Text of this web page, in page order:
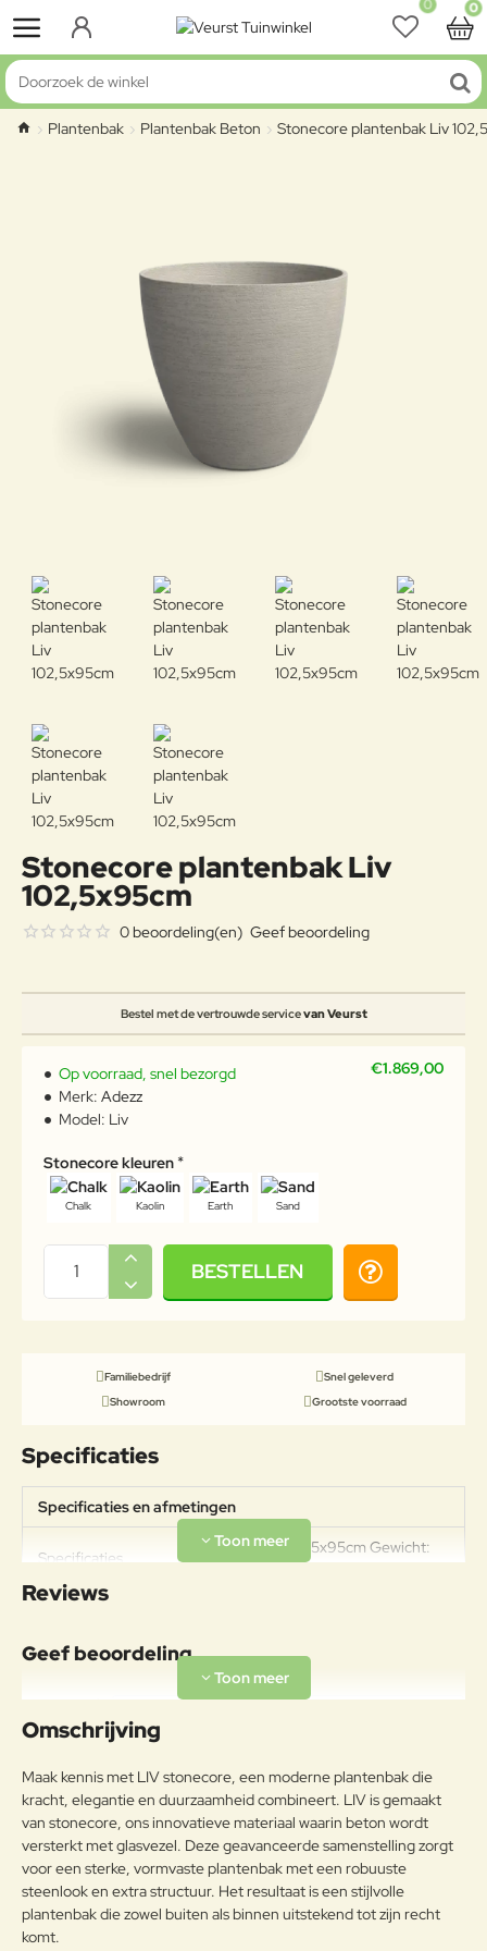
0 0
Doorzoek de winkel
Plantenbak Plantenbak Beton Stonecore plantenbak Liv
Stonecore plantenbak Liv
102,5x95cm
Bestel met de vertrouwde servicevan Veurst
0 beoordeling(en) Geef beoordeling
€1.869,00
Op voorraad, snel bezorgd
Merk: Adezz
Model: Liv
Stonecore kleuren
Chalk Kaolin Earth Sand
BESTELLEN
Familiebedrijf
Snel geleverd
Showroom
Grootste voorraad
Specificaties
Specificaties en afmetingen
Specificaties
Afmeting: 102,5x95cm Gewicht:
Reviews
Geef beoordeling
Uw naam:
g:
Note:HTML-code wordt niet vertaald!
Waardering:
Waarderin
g:
Omschrijving
Maak kennis met LIV stonecore, een moderne plantenbak die
kracht, elegantie en duurzaamheid combineert. LIV is gemaakt
van stonecore, ons innovatieve materiaal waarin beton wordt
versterkt met glasvezel. Deze geavanceerde samenstelling zorgt
voor een sterke, vormvaste plantenbak met een robuuste
steenlook en extra structuur. Het resultaat is een stijlvolle
plantenbak die zowel buiten als binnen uitstekend tot zijn recht
komt.